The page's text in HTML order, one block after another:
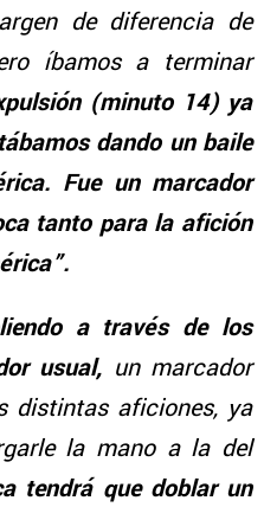
de diferencia de
íbamos a terminar
(minuto 14) ya
dando un baile
Fue un marcador
tanto para la afición
a través de los
usual, un marcador
distintas aficiones, ya
la mano a la del
tendrá que doblar un